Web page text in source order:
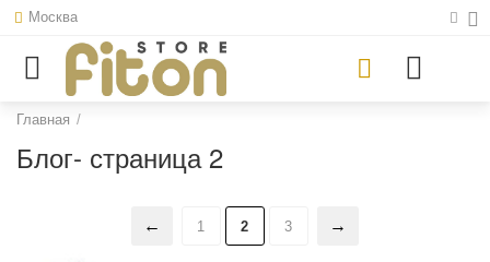
Москва
Главная /
Блог- страница 2
1 2 3